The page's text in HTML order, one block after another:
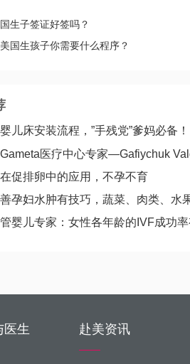
生子签证好签吗？
国生孩子你需要什么程序？
儿床安装流程，”手残党”爹妈必备！
医疗中心专家—Gafiychuk
促排卵中的应用，不孕不育
水肿有技巧，蔬菜、肉类、水果选择要严谨-吉尔吉斯斯坦
婴儿专家：女性各年龄的IVF成功率有
医生 赴美资讯